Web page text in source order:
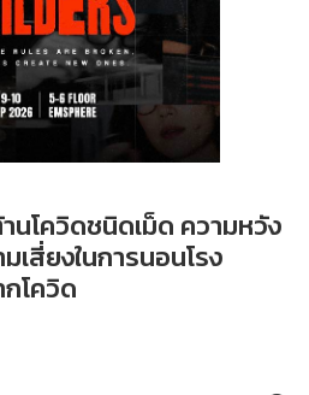
านโควิดชนิดเม็ด ความหวัง
เสี่ยงในการนอนโรง
โควิด